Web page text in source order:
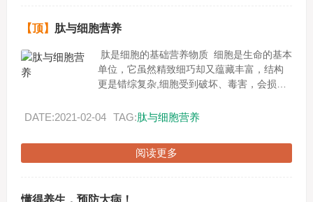
【顶】 肽与细胞营养
肽是细胞的基础营养物质 细胞是生命的基本
单位，它虽然精致细巧却又蕴藏丰富，结构
更是错综复杂,细胞受到破坏、毒害，会损害
就是--------...
DATE:2021-02-04 TAG:肽与细胞营养
阅读更多